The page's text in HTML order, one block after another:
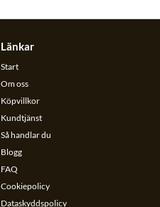
Länkar
Start
Om oss
Köpvillkor
Kundtjänst
Så handlar du
Blogg
FAQ
Cookiepolicy
Dataskyddspolicy